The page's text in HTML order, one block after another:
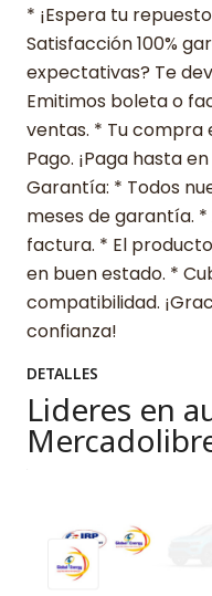
* ¡Espera tu
Satisfacción 100%
expectativas? Te
Emitimos boleta o
ventas. * Tu
Pago. ¡Paga hasta
Garantía: * Todos
meses de garantía.
factura. * El
en buen estado. *
compatibilidad.
confianza!
DETALLES
Lideres en